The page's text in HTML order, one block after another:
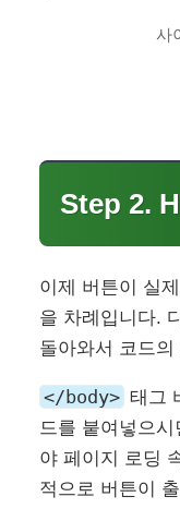
사
Step 2.
이제 버튼이 실
을 차례입니다.
돌아와서 코드
</body> 태그
드를 붙여넣으
야 페이지 로딩
적으로 버튼이